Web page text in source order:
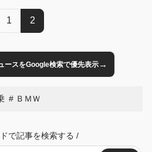
1 2
ースをGoogle検索で優先表示→
ＢＭＷ
で記事を検索する /